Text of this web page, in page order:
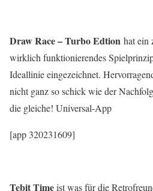
Draw Race – Turbo Edtion hat ein
wirklich funktionierendes
Ideallinie eingezeichnet.
nicht ganz so schick wie der
die gleiche! Universal-App
[app 320231609]
Tebit Timeist was für die